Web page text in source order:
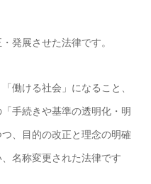
発展させた法律です。
働ける社会」になること、
手続きや基準の透明化・明
、目的の改正と理念の明確
名称変更された法律です